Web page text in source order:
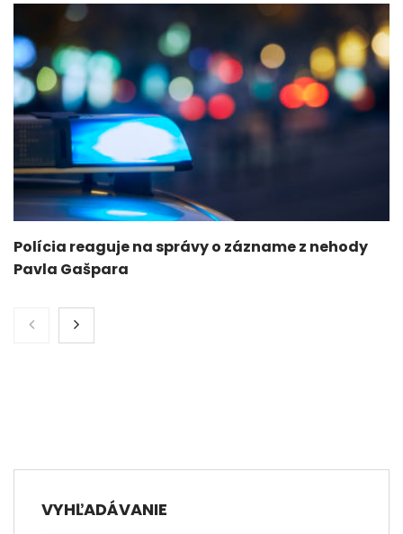
Polícia reaguje na správy o zázname z nehody
Pavla Gašpara
VYHĽADÁVANIE